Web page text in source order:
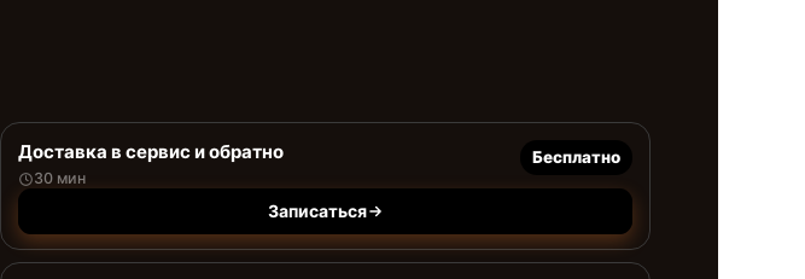
Доставка в сервис и обратно
30 мин
Бесплатно
Записаться